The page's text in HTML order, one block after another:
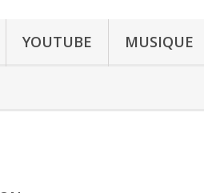
YOUTUBE MUSIQUE